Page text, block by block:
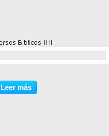
Biblicos !!!!
Leer más